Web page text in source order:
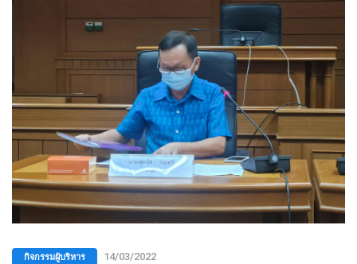
กิจกรรมผู้บริหาร 14/03/2022